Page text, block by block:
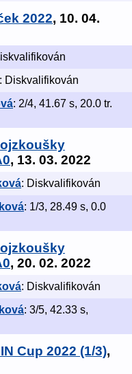
2022, 10. 04.
: Diskvalifikován
: 2/4, 41.67 s, 20.0 tr.
, 13. 03. 2022
: Diskvalifikován
: 1/3, 28.49 s, 0.0
, 20. 02. 2022
: Diskvalifikován
: 3/5, 42.33 s,
Cup 2022 (1/3),